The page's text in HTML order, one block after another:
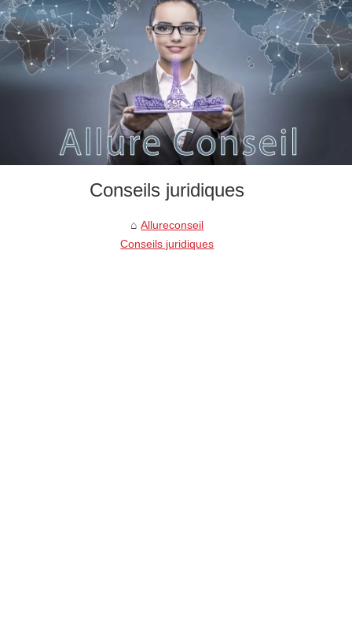
Conseils juridiques
Allureconseil
Conseils juridiques